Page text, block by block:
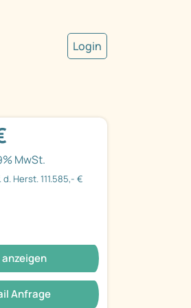
Login
MwSt.
Herst. 111.585,- €
anzeigen
Anfrage